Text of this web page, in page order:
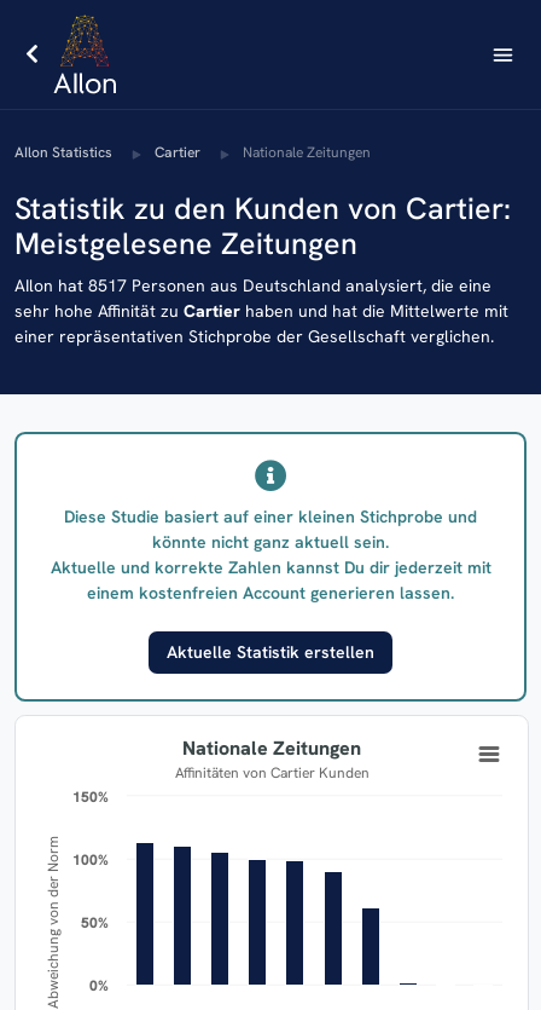
AIlon Statistics Cartier Nationale Zeitungen
Statistik zu den Kunden von Cartier:
Meistgelesene Zeitungen
AIlon hat 8517 Personen aus Deutschland analysiert, die eine
sehr hohe Affinität zu Cartier haben und hat die Mittelwerte mit
einer repräsentativen Stichprobe der Gesellschaft verglichen.
Diese Studie basiert auf einer kleinen Stichprobe und
könnte nicht ganz aktuell sein.
Aktuelle und korrekte Zahlen kannst Du dir jederzeit mit
einem kostenfreien Account generieren lassen.
Aktuelle Statistik erstellen
Abweichung von der Norm
Nationale Zeitungen
Affinitäten von Cartier Kunden
0%
0%
50%
50%
100%
100%
150%
150%